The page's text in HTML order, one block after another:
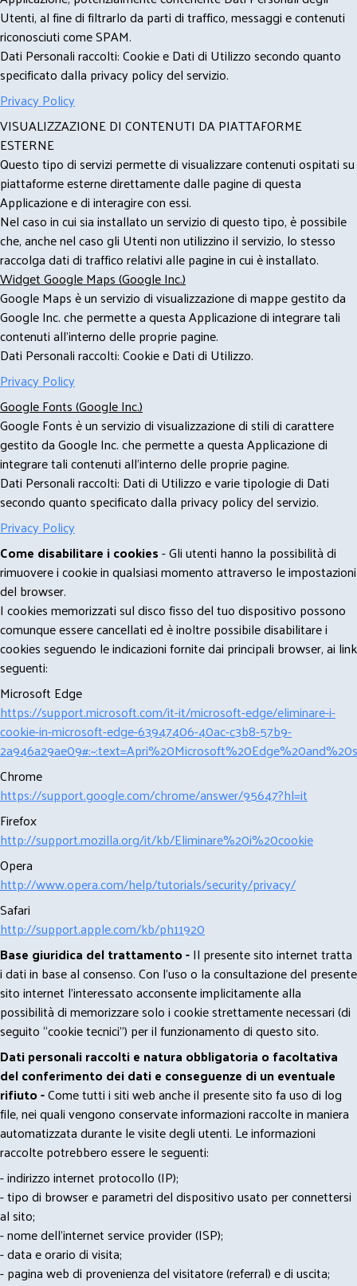
Utenti, al fine di filtrarlo da parti di traffico, messaggi e contenuti
riconosciuti come SPAM.
Dati Personali raccolti: Cookie e Dati di Utilizzo secondo quanto
specificato dalla privacy policy del servizio.
Privacy Policy
VISUALIZZAZIONE DI CONTENUTI DA PIATTAFORME
ESTERNE
Questo tipo di servizi permette di visualizzare contenuti ospitati su
piattaforme esterne direttamente dalle pagine di questa
Applicazione e di interagire con essi.
Nel caso in cui sia installato un servizio di questo tipo, è possibile
che, anche nel caso gli Utenti non utilizzino il servizio, lo stesso
raccolga dati di traffico relativi alle pagine in cui è installato.
Widget Google Maps (Google Inc.)
Google Maps è un servizio di visualizzazione di mappe gestito da
Google Inc. che permette a questa Applicazione di integrare tali
contenuti all'interno delle proprie pagine.
Dati Personali raccolti: Cookie e Dati di Utilizzo.
Privacy Policy
Google Fonts (Google Inc.)
Google Fonts è un servizio di visualizzazione di stili di carattere
gestito da Google Inc. che permette a questa Applicazione di
integrare tali contenuti all'interno delle proprie pagine.
Dati Personali raccolti: Dati di Utilizzo e varie tipologie di Dati
secondo quanto specificato dalla privacy policy del servizio.
Privacy Policy
Come disabilitare i cookies- Gli utenti hanno la possibilità di
rimuovere i cookie in qualsiasi momento attraverso le impostazioni
del browser.
I cookies memorizzati sul disco fisso del tuo dispositivo possono
comunque essere cancellati ed è inoltre possibile disabilitare i
cookies seguendo le indicazioni fornite dai principali browser, ai link
seguenti:
Microsoft Edge
https://support.microsoft.com/it-it/microsoft-edge/eliminare-i-
cookie-in-microsoft-edge-63947406-40ac-c3b8-57b9-
Chrome
https://support.google.com/chrome/answer/95647?hl=it
Firefox
http://support.mozilla.org/it/kb/Eliminare%20i%20cookie
Opera
http://www.opera.com/help/tutorials/security/privacy/
Safari
http://support.apple.com/kb/ph11920
Base giuridica del trattamento -Il presente sito internet tratta
i dati in base al consenso. Con l'uso o la consultazione del presente
sito internet l’interessato acconsente implicitamente alla
possibilità di memorizzare solo i cookie strettamente necessari (di
seguito “cookie tecnici”) per il funzionamento di questo sito.
Dati personali raccolti e natura obbligatoria o facoltativa
del conferimento dei dati e conseguenze di un eventuale
rifiuto -Come tutti i siti web anche il presente sito fa uso di log
file, nei quali vengono conservate informazioni raccolte in maniera
automatizzata durante le visite degli utenti. Le informazioni
raccolte potrebbero essere le seguenti:
- indirizzo internet protocollo (IP);
- tipo di browser e parametri del dispositivo usato per connettersi
al sito;
- nome dell'internet service provider (ISP);
- data e orario di visita;
- pagina web di provenienza del visitatore (referral) e di uscita;